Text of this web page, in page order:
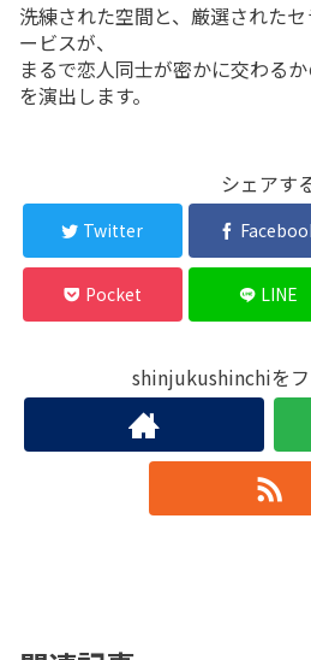
洗練された空間と、厳選された
ービスが、
まるで恋人同士が密かに交わる
を演出します。
シェアす
Twitter
Pocket LINE
shinjukushinchiを